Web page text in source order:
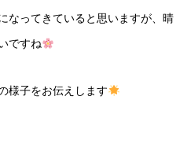
なってきていると思いますが、晴
ですね
様子をお伝えします